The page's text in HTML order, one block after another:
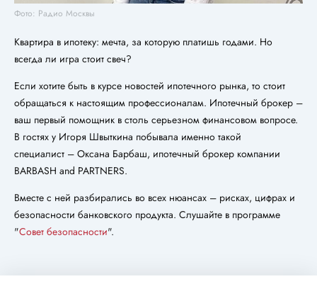
Фото: Радио Москвы
Квартира в ипотеку: мечта, за которую платишь годами. Но
всегда ли игра стоит свеч?
Если хотите быть в курсе новостей ипотечного рынка, то стоит
обращаться к настоящим профессионалам. Ипотечный брокер –
ваш первый помощник в столь серьезном финансовом вопросе.
В гостях у Игоря Швыткина побывала именно такой
специалист – Оксана Барбаш, ипотечный брокер компании
BARBASH and PARTNERS.
Вместе с ней разбирались во всех нюансах – рисках, цифрах и
безопасности банковского продукта. Слушайте в программе
"Совет безопасности".